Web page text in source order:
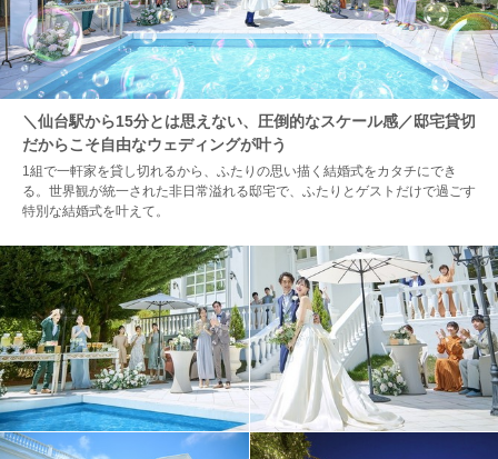
＼仙台駅から15分とは思えない、圧倒的なスケール感／邸宅貸切
だからこそ自由なウェディングが叶う
1組で一軒家を貸し切れるから、ふたりの思い描く結婚式をカタチにでき
る。世界観が統一された非日常溢れる邸宅で、ふたりとゲストだけで過ごす
特別な結婚式を叶えて。